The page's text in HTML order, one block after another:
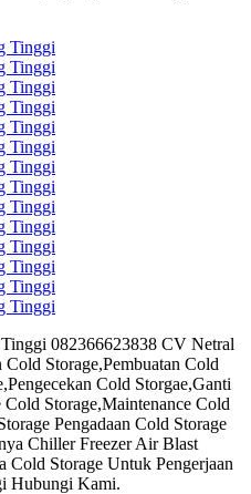
082366623838 CV Netral
Storage,Pembuatan Cold
Cold Storgae,Ganti
Storage,Maintenance Cold
Pengadaan Cold Storage
Chiller Freezer Air Blast
Cold Storage Untuk Pengerjaan
Hubungi Kami.